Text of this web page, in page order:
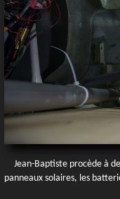
Jean-Baptiste procède à
panneaux solaires, les